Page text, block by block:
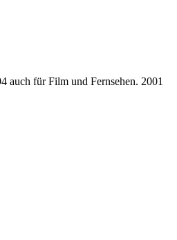
auch für Film und Fernsehen. 2001